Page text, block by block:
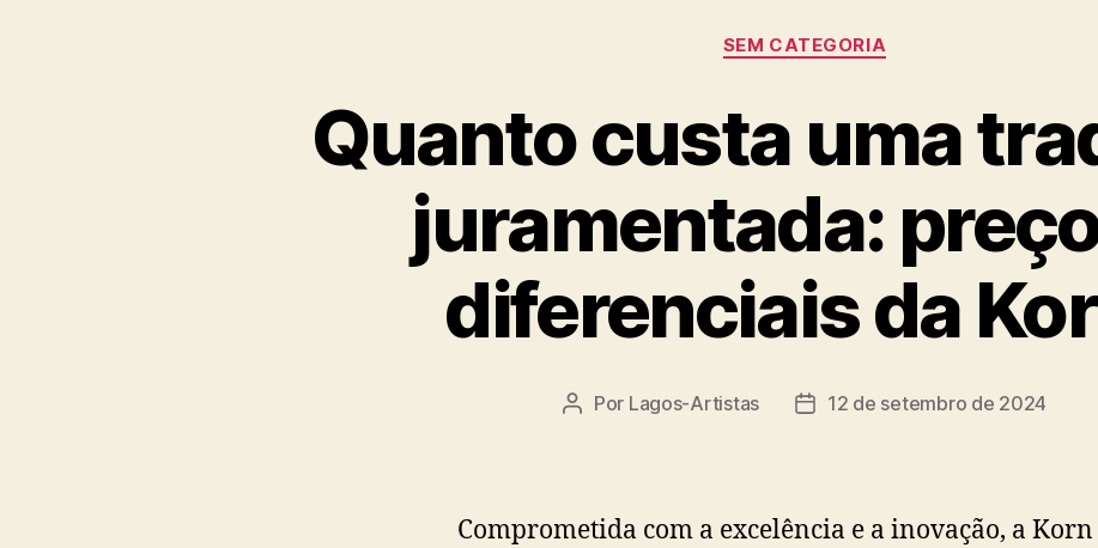
Categorias
SEM CATEGORIA
Quanto custa uma
juramentada:
diferenciais da
Autor
Por Lagos-Artistas
Data12 de setembro de 2024
Comprometida com a excelência e a inovação, a Korn